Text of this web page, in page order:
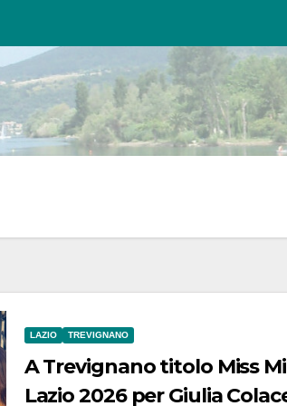
LAZIO TREVIGNANO
A Trevignano titolo Miss
Lazio 2026 per Giulia